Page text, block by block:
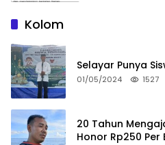
Kolom
Selayar Punya
01/05/2024 1527
20 Tahun
Honor Rp250 Per